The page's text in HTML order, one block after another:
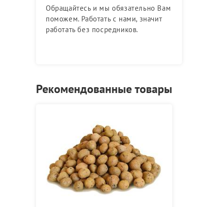
Обращайтесь и мы обязательно Вам
поможем. Работать с нами, значит
работать без посредников.
Рекомендованные товары